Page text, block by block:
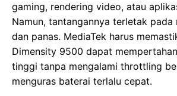
gaming, rendering video, atau
Namun, tantangannya terletak pada
dan panas. MediaTek harus
Dimensity 9500 dapat
tinggi tanpa mengalami throttling
menguras baterai terlalu cepat.